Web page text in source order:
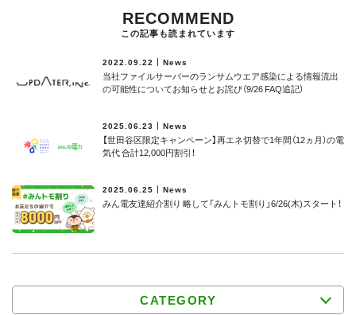
RECOMMEND
この記事も読まれています
2022.09.22 News
当社ファイルサーバーのランサムウエア感染による情報流出
の可能性についてお知らせとお詫び（9/26 FAQ追記）
2025.06.23 News
【世田谷区限定キャンペーン】再エネ切替で1年間（12ヵ月）の電
気代 合計12,000円割引！
2025.06.25 News
みん電友達紹介割り 略して「みんトモ割り」6/26(木)スタート！
CATEGORY